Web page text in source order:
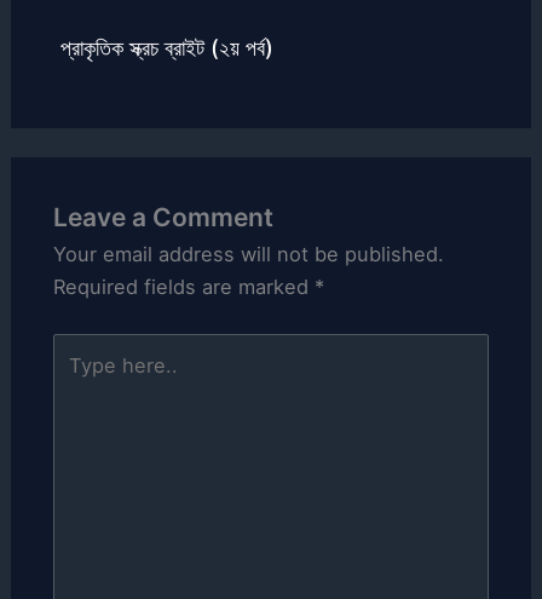
প্রাকৃতিক স্ক্রচ ব্রাইট (২য় পর্ব)
Leave a Comment
Your email address will not be published.
Required fields are marked *
here..